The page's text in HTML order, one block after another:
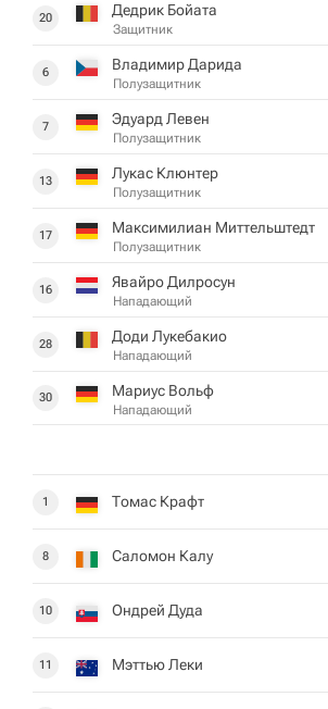
20 Дедрик Бойата
Защитник
6 Владимир Дарида
Полузащитник
7 Эдуард Левен
Полузащитник
13 Лукас Клюнтер
Полузащитник
17 Максимилиан Миттельштедт
Полузащитник
16 Явайро Дилросун
Нападающий
28 Доди Лукебакио
Нападающий
30 Мариус Вольф
Нападающий
1 Томас Крафт
8 Саломон Калу
10 Ондрей Дуда
11 Мэттью Леки